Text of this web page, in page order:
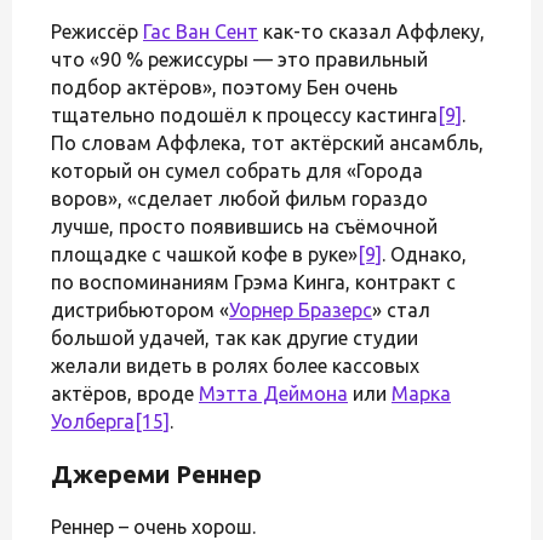
Режиссёр Гас Ван Сент как-то сказал Аффлеку,
что «90 % режиссуры — это правильный
подбор актёров», поэтому Бен очень
тщательно подошёл к процессу кастинга [9] .
По словам Аффлека, тот актёрский ансамбль,
который он сумел собрать для «Города
воров», «сделает любой фильм гораздо
лучше, просто появившись на съёмочной
площадке с чашкой кофе в руке»[9] . Однако,
по воспоминаниям Грэма Кинга, контракт с
дистрибьютором «Уорнер Бразерс» стал
большой удачей, так как другие студии
желали видеть в ролях более кассовых
актёров, вроде Мэтта Деймона или Марка
Уолберга [15] .
Джереми Реннер
Реннер – очень хорош.